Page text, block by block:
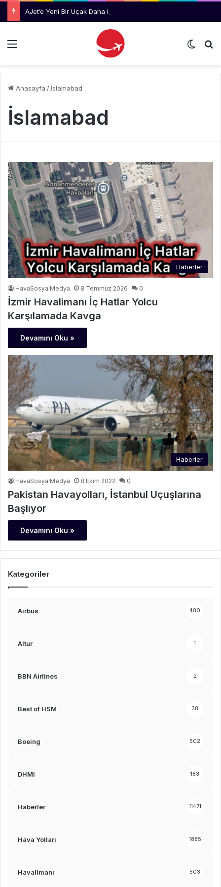
AJet’e Yeni Bir Uçak Daha Katılıyor
Menü Dış
Anasayfa / İslamabad
İslamabad
Haberler
HavaSosyalMedya 8 Temmuz 2026 0
İzmir Havalimanı İç Hatlar Yolcu
Karşılamada Kavga
Devamını Oku »
Haberler
HavaSosyalMedya 8 Ekim 2022 0
Pakistan Havayolları, İstanbul Uçuşlarına
Başlıyor
Devamını Oku »
Kategoriler
Airbus 480
Altur 1
BBN Airlines 2
Best of HSM 38
Boeing 502
DHMI 183
Haberler 11471
Hava Yolları 1885
Havalimanı 503